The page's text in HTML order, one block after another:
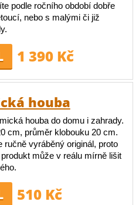
podle ročního období dobře
nebo s malými či již
1 390 Kč
houba
houba do domu i zahrady.
cm, průměr klobouku 20 cm.
ručně vyráběný originál, proto
může v reálu mírně lišit
510 Kč